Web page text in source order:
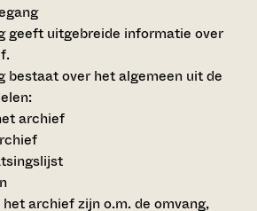
geeft uitgebreide informatie over
bestaat over het algemeen uit de
archief
archief zijn o.m. de omvang,